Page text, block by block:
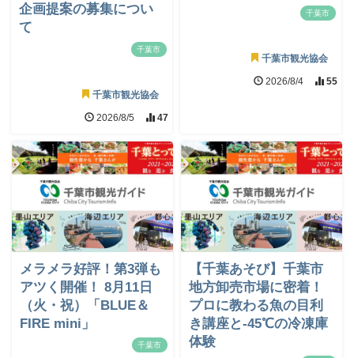
企画提案の募集につい
て
千葉市
千葉市観光協会
2026/8/5 47
千葉市
千葉市観光協会
2026/8/4 55
メラメラ好評！第3弾も
アツく開催！ 8月11日
（火・祝）「BLUE＆
FIRE mini」
千葉市
【千葉あそび】千葉市
地方卸売市場に密着！
プロに教わる魚の目利
き講座と-45℃の冷凍庫
体験